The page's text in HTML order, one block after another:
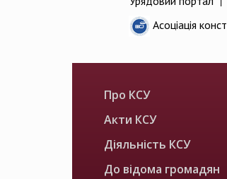
Асоціація
Про КСУ
Акти КСУ
Діяльність КСУ
До відома громадян